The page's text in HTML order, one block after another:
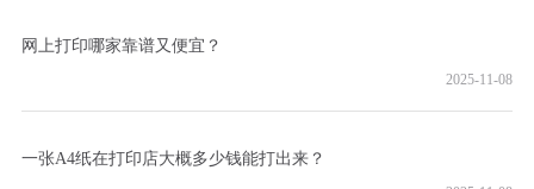
网上打印哪家靠谱又便宜？
2025-11-08
一张A4纸在打印店大概多少钱能打出来？